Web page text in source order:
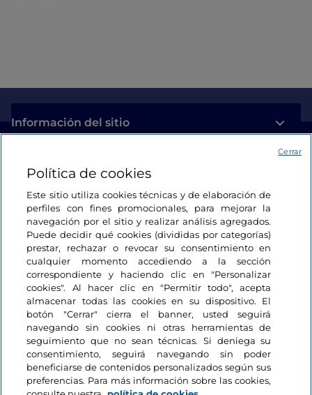
Información del sitio
Acceso
Estamos en contacto
Política de cookies
Este sitio utiliza cookies técnicas y de elaboración de
perfiles con fines promocionales, para mejorar la
navegación por el sitio y realizar análisis agregados.
Puede decidir qué cookies (divididas por categorías)
prestar, rechazar o revocar su consentimiento en
cualquier momento accediendo a la sección
correspondiente y haciendo clic en "Personalizar
cookies". Al hacer clic en "Permitir todo", acepta
almacenar todas las cookies en su dispositivo. El
botón "Cerrar" cierra el banner, usted seguirá
navegando sin cookies ni otras herramientas de
seguimiento que no sean técnicas. Si deniega su
consentimiento, seguirá navegando sin poder
beneficiarse de contenidos personalizados según sus
preferencias. Para más información sobre las cookies,
Cerrar